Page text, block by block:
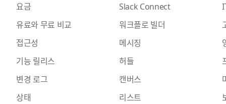
요금
유료와 무료 비교
접근성
기능 릴리스
변경 로그
상태
Slack Connect
워크플로 빌더
메시징
허들
캔버스
리스트